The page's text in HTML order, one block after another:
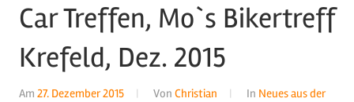
Tuning
Car Treffen, Mo`s Bikertreff
Krefeld, Dez. 2015
Am 27. Dezember 2015 Von Christian In Neues aus der